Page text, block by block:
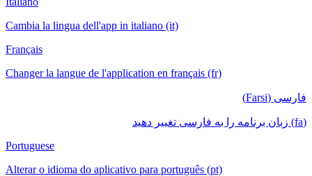
Cambia la lingua dell'app in italiano (it)
Français
Changer la langue de l'application en français (fr)
فارسی (Farsi)
(fa) زبان برنامه را به فارسی تغییر دهید
Portuguese
Alterar o idioma do aplicativo para português (pt)